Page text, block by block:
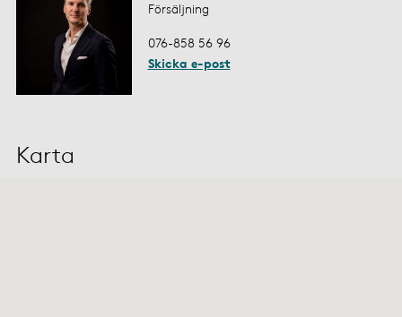
Försäljning
076-858 56 96
Skicka e-post
Karta